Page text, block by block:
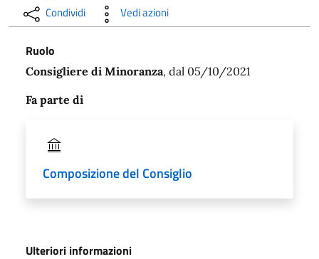
Condividi Vedi azioni
Ruolo
Consigliere di Minoranza, dal 05/10/2021
Fa parte di
Composizione del Consiglio
Ulteriori informazioni